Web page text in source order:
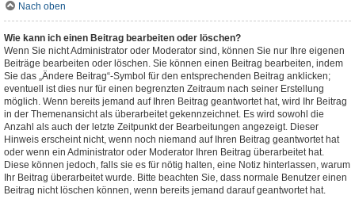
Nach oben
Wie kann ich einen Beitrag bearbeiten oder löschen?
Wenn Sie nicht Administrator oder Moderator sind, können Sie nur Ihre eigenen
Beiträge bearbeiten oder löschen. Sie können einen Beitrag bearbeiten, indem
Sie das „Ändere Beitrag“-Symbol für den entsprechenden Beitrag anklicken;
eventuell ist dies nur für einen begrenzten Zeitraum nach seiner Erstellung
möglich. Wenn bereits jemand auf Ihren Beitrag geantwortet hat, wird Ihr Beitrag
in der Themenansicht als überarbeitet gekennzeichnet. Es wird sowohl die
Anzahl als auch der letzte Zeitpunkt der Bearbeitungen angezeigt. Dieser
Hinweis erscheint nicht, wenn noch niemand auf Ihren Beitrag geantwortet hat
oder wenn ein Administrator oder Moderator Ihren Beitrag überarbeitet hat.
Diese können jedoch, falls sie es für nötig halten, eine Notiz hinterlassen, warum
Ihr Beitrag überarbeitet wurde. Bitte beachten Sie, dass normale Benutzer einen
Beitrag nicht löschen können, wenn bereits jemand darauf geantwortet hat.